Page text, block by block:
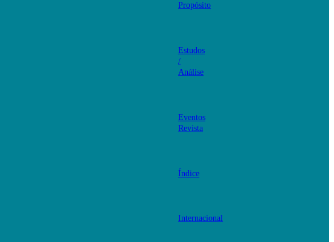
Propósito
Estudos
/
Análise
Eventos
Revista
Índice
Internacional